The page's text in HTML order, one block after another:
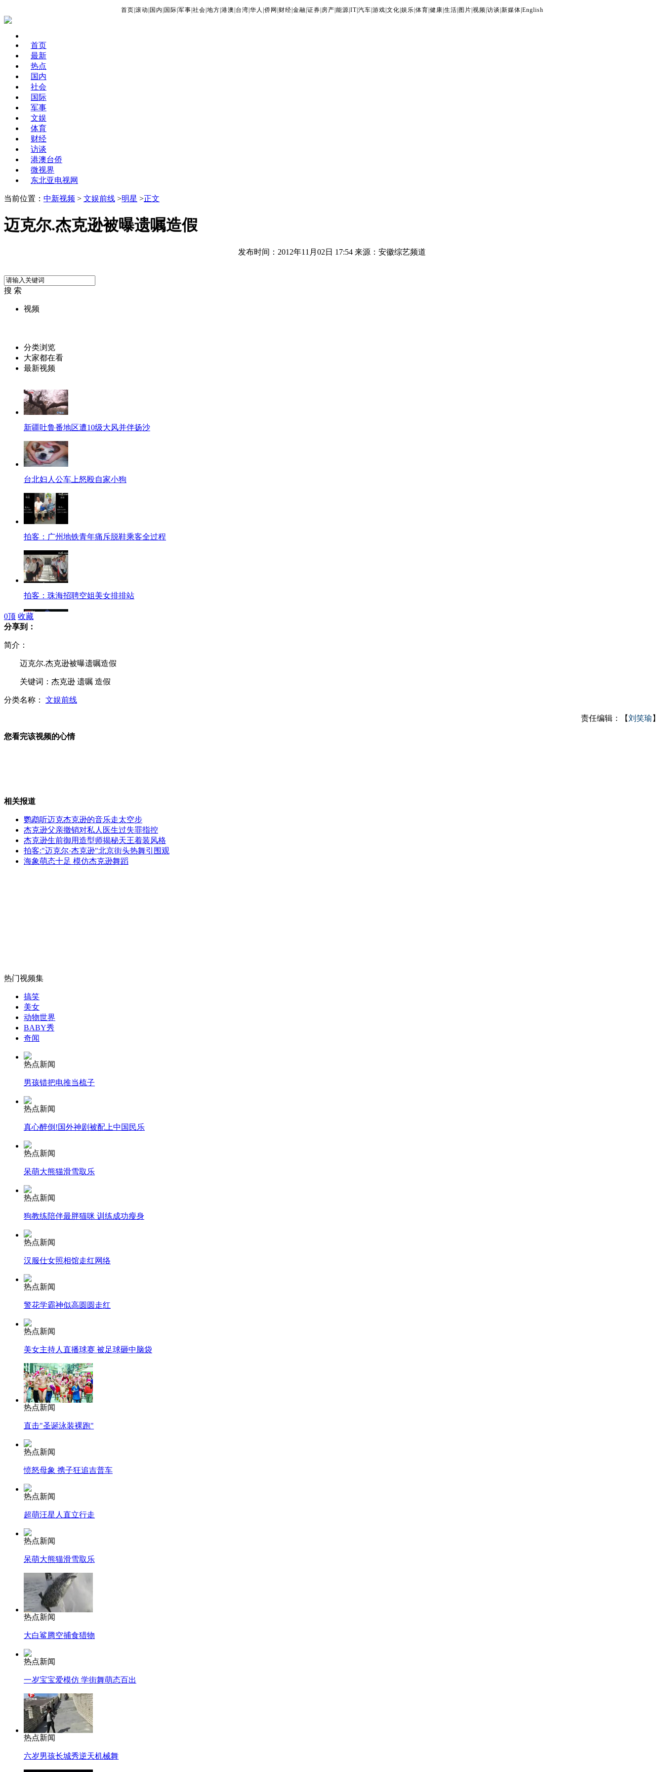
首页 滚动 国内 国际 军事 社会 地方 港澳 台湾 华人 侨网 财经 金融 证券 房产 能源 IT| 汽车 游戏 文化 娱乐 体育 健康 生活 图片 视频 访谈 新媒体 English
首页
最新
热点
国内
社会
国际
军事
文娱
体育
财经
访谈
港澳台侨
微视界
东北亚电视网
当前位置： 中新视频 > 文娱前线 >明星 >正文
迈克尔.杰克逊被曝遗嘱造假
发布时间：2012年11月02日 17:54 来源：安徽综艺频道
搜 索
视频
分类浏览
大家都在看
最新视频
新疆吐鲁番地区遭10级大风并伴扬沙
台北妇人公车上怒殴自家小狗
拍客：广州地铁青年痛斥脱鞋乘客全过程
拍客：珠海招聘空姐美女排排站
实拍国际杂技节金奖节目<飞轮炫技>
奥巴马想视察 纽约市长不给面子
劫匪抢金店 店员用门锁将其击退
美国姐妹拍下"桑迪"登陆震撼场景
女孩北京地铁殴打老人 痛下狠手拳打脚踢
无痛分娩是否安全 医生回应
外交部：反对强权政治霸凌主义
安徽一实载49人客车翻车
消防员救轻生者 花炮节热闹非凡 减压"枕头大战"
纽约上演“枕头大战”
司机酒驾遇交警 急速倒车逃窜
0顶 收藏
分享到：
简介：
迈克尔.杰克逊被曝遗嘱造假
关键词：杰克逊 遗嘱 造假
分类名称： 文娱前线
责任编辑：【刘笑瑜 】
您看完该视频的心情
相关报道
鹦鹉听迈克杰克逊的音乐走太空步
杰克逊父亲撤销对私人医生过失罪指控
杰克逊生前御用造型师揭秘天王着装风格
拍客:"迈克尔·杰克逊"北京街头热舞引围观
海象萌态十足 模仿杰克逊舞蹈
热门视频集
搞笑
美女
动物世界
BABY秀
奇闻
热点新闻
男孩错把电推当梳子
热点新闻
真心醉倒!国外神剧被配上中国民乐
热点新闻
呆萌大熊猫滑雪取乐
热点新闻
狗教练陪伴最胖猫咪 训练成功瘦身
热点新闻
汉服仕女照相馆走红网络
热点新闻
警花学霸神似高圆圆走红
热点新闻
美女主持人直播球赛 被足球砸中脑袋
热点新闻
直击"圣诞泳装裸跑"
热点新闻
愤怒母象 携子狂追吉普车
热点新闻
超萌汪星人直立行走
热点新闻
呆萌大熊猫滑雪取乐
热点新闻
大白鲨腾空捕食猎物
热点新闻
一岁宝宝爱模仿 学街舞萌态百出
热点新闻
六岁男孩长城秀逆天机械舞